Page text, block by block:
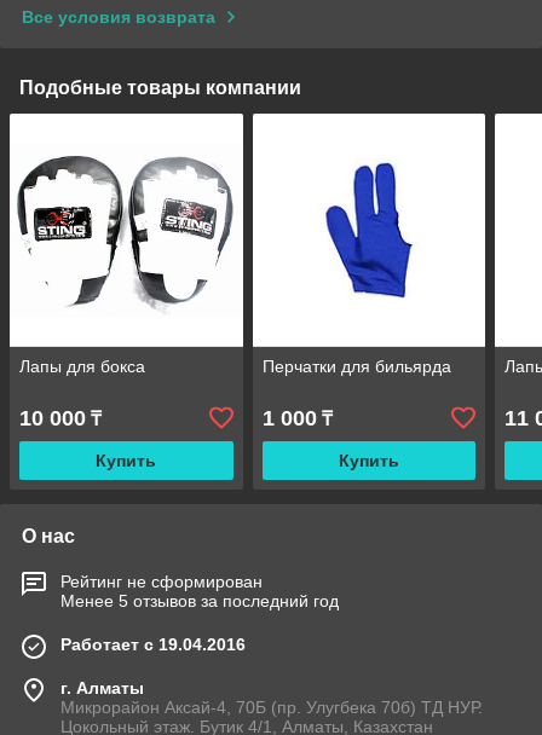
Все условия возврата
Подобные товары компании
Лапы для бокса
10 000 ₸
Купить
Перчатки для бильярда
1 000₸
Купить
11
О нас
Рейтинг не сформирован
Менее 5 отзывов за последний год
Работает с 19.04.2016
г. Алматы
Микрорайон Аксай-4, 70Б (пр. Улугбека 70б) ТД НУР.
Цокольный этаж. Бутик 4/1, Алматы, Казахстан